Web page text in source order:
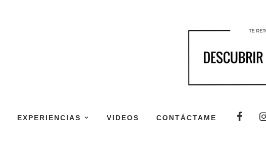
EXPERIENCIAS VIDEOS CONTÁCTAME